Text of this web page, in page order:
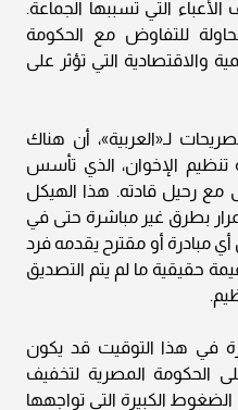
التي تسببها الجماعة.
للتفاوض مع الحكومة
والاقتصادية التي تؤثر على
لـ«العربية»، أن هناك
الإخوان، الذي تأسس
مع رحيل قادته. هذا الهيكل
بطرق غير مباشرة حتى في
مبادرة أو مقترح يقدمه فرد
حقيقية ما لم يتم التصديق
في هذا التوقيت قد يكون
الحكومة المصرية لتخفيف
الكبيرة التي تواجهها